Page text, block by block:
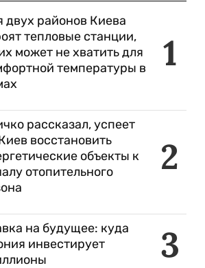
1
двух районов Киева
тепловые станции,
может не хватить для
температуры в
2
рассказал, успеет
восстановить
объекты к
отопительного
3
на будущее: куда
инвестирует